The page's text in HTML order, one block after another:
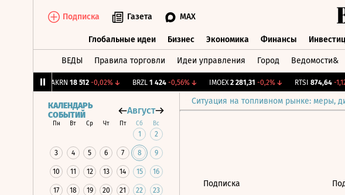
Подписка Газета MAX
Глобальные идеи Бизнес Экономика Финансы
ВЕДЫ Правила торговли Идеи управления Город Ведомости&
AKRN 18 512 -0,02%↓ BRZL 1 424 -0,56%↓ IMOEX 2 281,31 -0,2%↓ RTSI 874,64 -
Ситуация на топливном рынке: меры,
КАЛЕНДАРЬ
СОБЫТИЙ
Август
Пн Вт Ср Чт Пт Сб Вс
1 2
3 4 5 6 7 8 9
10 11 12 13 14 15 16
17 18 19 20 21 22 23
Подписка